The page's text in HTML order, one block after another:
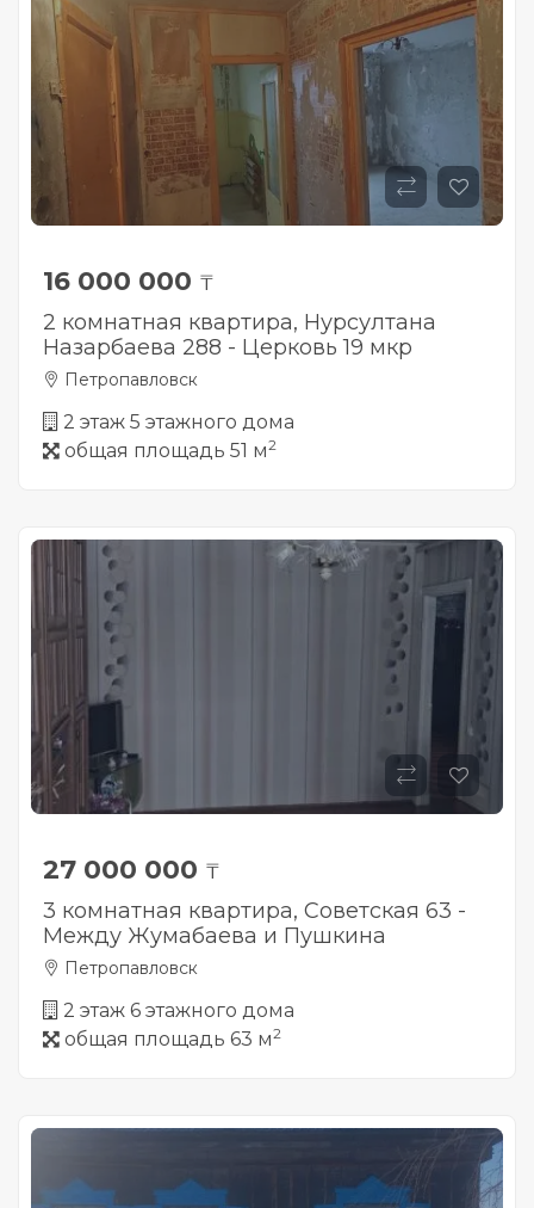
16 000 000 ₸
2 комнатная квартира, Нурсултана
Назарбаева 288 - Церковь 19 мкр
Петропавловск
2 этаж 5 этажного дома
общая площадь 51 м2
27 000 000 ₸
3 комнатная квартира, Советская 63 -
Между Жумабаева и Пушкина
Петропавловск
2 этаж 6 этажного дома
общая площадь 63 м2